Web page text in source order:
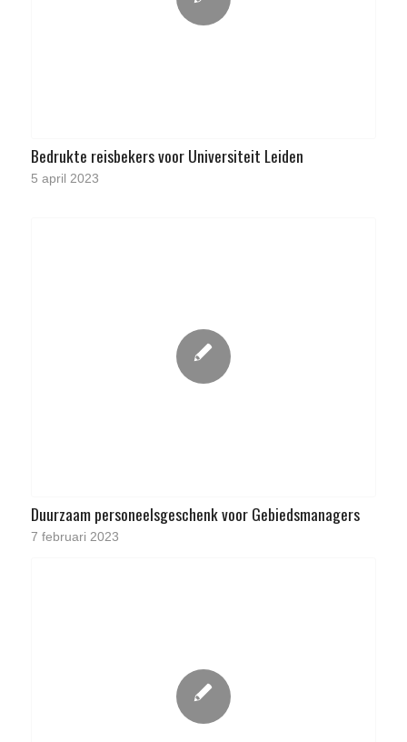
Bedrukte reisbekers voor Universiteit Leiden
5 april 2023
Duurzaam personeelsgeschenk voor Gebiedsmanagers
7 februari 2023